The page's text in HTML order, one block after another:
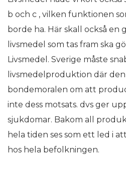
b och c , vilken funktionen
borde ha. Här skall också en
livsmedel som tas fram ska
Livsmedel. Sverige måste
livsmedelproduktion där
bondemoralen om att
inte dess motsats. dvs ger
sjukdomar. Bakom all
hela tiden ses som ett led i
hos hela befolkningen.